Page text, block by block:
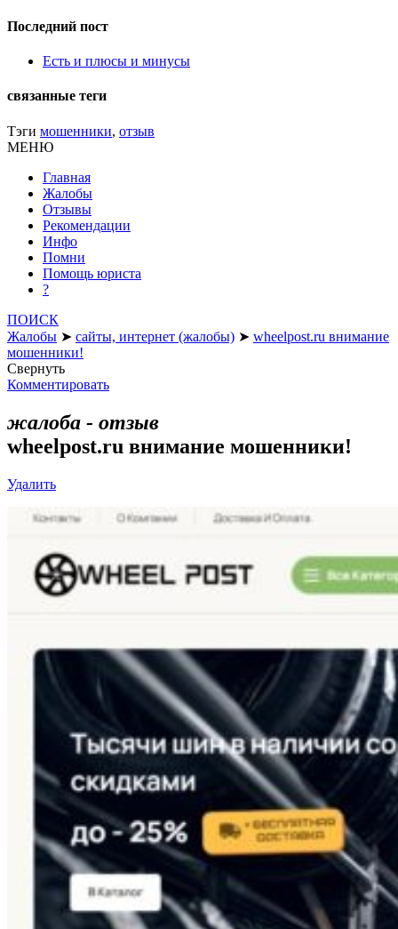
Последний пост
Есть и плюсы и минусы
связанные теги
Тэги мошенники, отзыв
МЕНЮ
Главная
Жалобы
Отзывы
Рекомендации
Инфо
Помни
Помощь юриста
?
ПОИСК
Жалобы ➤ сайты, интернет (жалобы) ➤ wheelpost.ru внимание
мошенники!
Свернуть
Комментировать
жалоба - отзыв
wheelpost.ru внимание мошенники!
Удалить